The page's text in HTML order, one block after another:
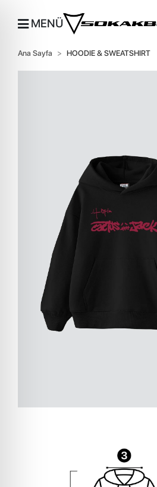
MENÜ
Ana Sayfa HOODIE & SWEATSHIRT